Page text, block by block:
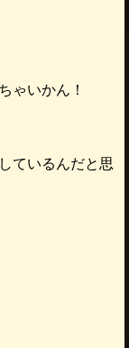
ゃいかん！
ているんだと思